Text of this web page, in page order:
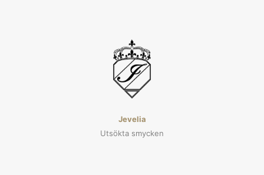
Jevelia
Utsökta smycken